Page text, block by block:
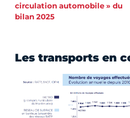
circulation automobile » du
bilan 2025
Les transports en